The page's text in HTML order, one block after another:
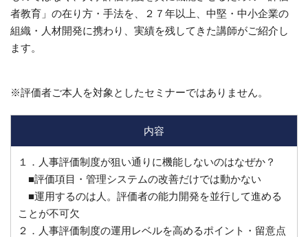
者教育」の在り方・手法を、２７年以上、中堅・中小企業の
組織・人材開発に携わり、実績を残してきた講師がご紹介し
ます。
※評価者ご本人を対象としたセミナーではありません。
内容
１．人事評価制度が狙い通りに機能しないのはなぜか？
■評価項目・管理システムの改善だけでは動かない
■運用するのは人。評価者の能力開発を並行して進める
ことが不可欠
２．人事評価制度の運用レベルを高めるポイント・留意点